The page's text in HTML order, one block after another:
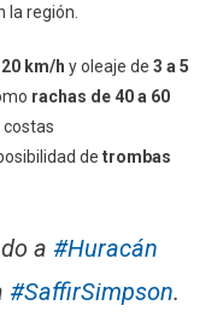
la región.
km/h y oleaje de 3 a 5
rachas de 40 a 60
costas
de trombas
a #Huracán
#SaffirSimpson.